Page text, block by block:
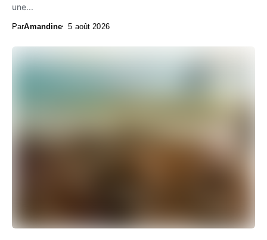
une...
ParAmandine 5 août 2026